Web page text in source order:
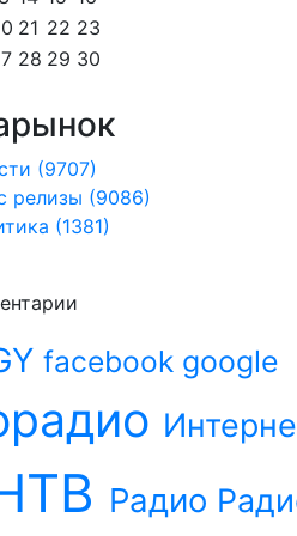
21 22 23
28 29 30
(9707)
релизы (9086)
(1381)
facebook google
Радио